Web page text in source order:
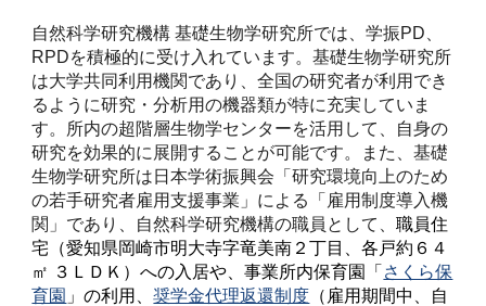
自然科学研究機構 基礎生物学研究所では、学振PD、
RPDを積極的に受け入れています。基礎生物学研究所
は大学共同利用機関であり、全国の研究者が利用でき
るように研究・分析用の機器類が特に充実していま
す。所内の超階層生物学センターを活用して、自身の
研究を効果的に展開することが可能です。また、基礎
生物学研究所は日本学術振興会「研究環境向上のため
の若手研究者雇用支援事業」による「雇用制度導入機
関」であり、自然科学研究機構の職員として、職員住
宅（愛知県岡崎市明大寺字竜美南２丁目、各戸約６４
㎡ ３ＬＤＫ）への入居や、事業所内保育園「 さくら保
育園 」の利用、奨学金代理返還制度 （雇用期間中、自